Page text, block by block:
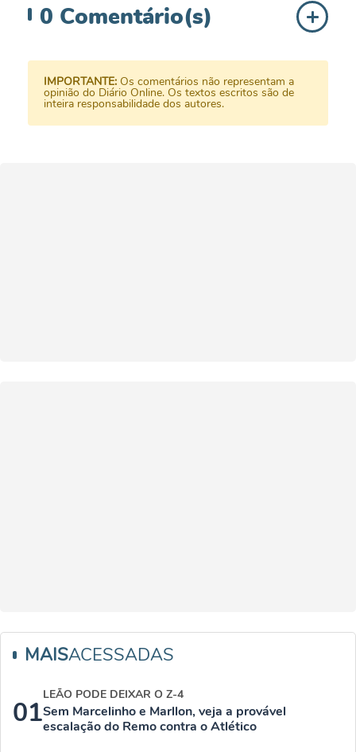
0 Comentário(s)
IMPORTANTE: Os comentários não representam a
opinião do Diário Online. Os textos escritos são de
inteira responsabilidade dos autores.
MAISACESSADAS
01
LEÃO PODE DEIXAR O Z-4
Sem Marcelinho e Marllon, veja a provável
escalação do Remo contra o Atlético